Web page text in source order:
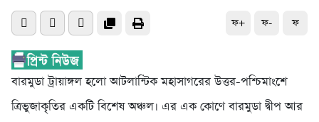
ফ+ ফ- ফ
বারমুডা ট্রায়াঙ্গল হলো আটলান্টিক মহাসাগরের উত্তর-পশ্চিমাংশে
ত্রিভুজাকৃতির একটি বিশেষ অঞ্চল। এর এক কোণে বারমুডা দ্বীপ আর